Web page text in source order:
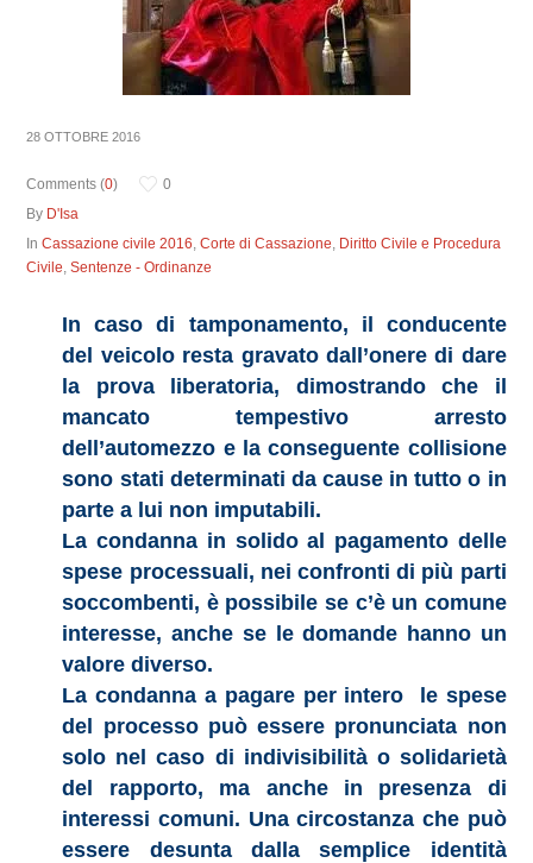
28 OTTOBRE 2016
Comments (0)
0
By D'Isa
InCassazione civile 2016,Corte di Cassazione, Diritto Civile e Procedura
Civile,Sentenze - Ordinanze
In caso di tamponamento, il conducente
del veicolo resta gravato dall’onere di dare
la prova liberatoria, dimostrando che il
mancato tempestivo arresto
dell’automezzo e la conseguente collisione
sono stati determinati da cause in tutto o in
parte a lui non imputabili.
La condanna in solido al pagamento delle
spese processuali, nei confronti di più parti
soccombenti, è possibile se c’è un comune
interesse, anche se le domande hanno un
valore diverso.
La condanna a pagare per intero le spese
del processo può essere pronunciata non
solo nel caso di indivisibilità o solidarietà
del rapporto, ma anche in presenza di
interessi comuni. Una circostanza che può
essere desunta dalla semplice identità